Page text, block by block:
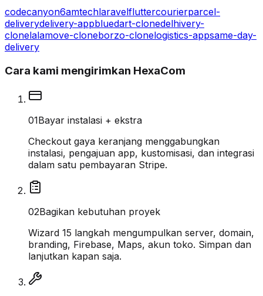
codecanyon6amtechlaravelfluttercourierparcel-
deliverydelivery-appbluedart-clonedelhivery-
clonelalamove-cloneborzo-clonelogistics-appsame-day-
delivery
Cara kami mengirimkan HexaCom
01Bayar instalasi + ekstra
Checkout gaya keranjang menggabungkan
instalasi, pengajuan app, kustomisasi, dan integrasi
dalam satu pembayaran Stripe.
02Bagikan kebutuhan proyek
Wizard 15 langkah mengumpulkan server, domain,
branding, Firebase, Maps, akun toko. Simpan dan
lanjutkan kapan saja.